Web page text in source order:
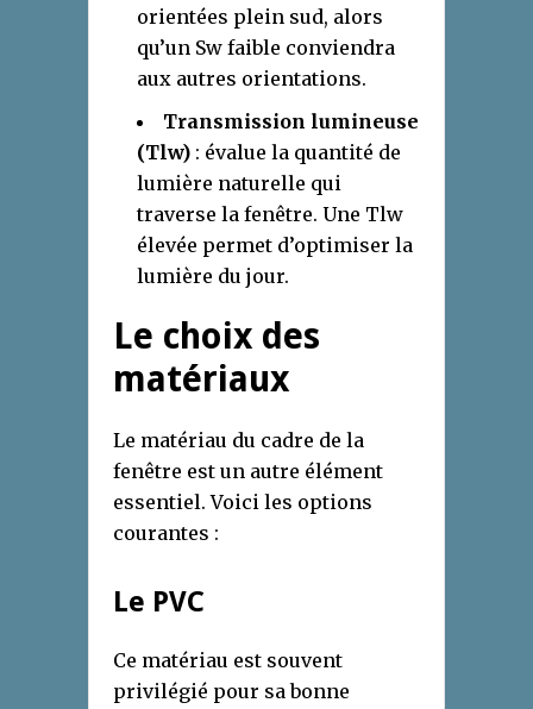
orientées plein sud, alors
qu’un Sw faible conviendra
aux autres orientations.
Transmission lumineuse
(Tlw) : évalue la quantité de
lumière naturelle qui
traverse la fenêtre. Une Tlw
élevée permet d’optimiser la
lumière du jour.
Le choix des
matériaux
Le matériau du cadre de la
fenêtre est un autre élément
essentiel. Voici les options
courantes :
Le PVC
Ce matériau est souvent
privilégié pour sa bonne